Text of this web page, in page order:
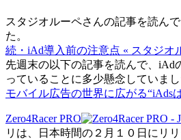
スタジオルーペさんの記事を読ん
た。
続・iAd導入前の注意点 « スタジオ
先週末の以下の記事を読んで、iAd
っていることに多少懸念していまし
モバイル広告の世界に広がる“iAds
Zero4Racer PRO
リは、日本時間の２月１０日にリ